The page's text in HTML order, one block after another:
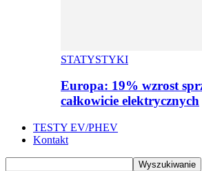
STATYSTYKI
Europa: 19% wzrost
całkowicie elektrycznych
TESTY EV/PHEV
Kontakt